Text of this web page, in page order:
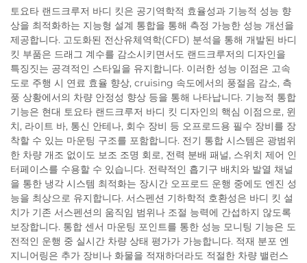
토요타 랜드크루저 바디 킷은 공기역학적 효율성과 기능적 성능 향
상을 최적화하는 지능형 설계 통합을 통해 측정 가능한 성능 개선을
제공합니다. 고도화된 전산유체역학(CFD) 분석을 통해 개발된 바디
킷 부품은 드래그 계수를 감소시키면서도 랜드크루저의 디자인을
특징짓는 공격적인 스타일을 유지합니다. 이러한 성능 이점은 고속
도로 주행 시 연료 효율 향상, cruising 속도에서의 풍절음 감소, 측
풍 상황에서의 차량 안정성 향상 등을 통해 나타납니다. 기능적 통합
기능은 현대 토요타 랜드크루저 바디 킷 디자인의 핵심 이점으로, 윈
치, 라이트 바, 통신 안테나, 회수 장비 등 오프로드용 필수 장비를 장
착할 수 있는 마운팅 구조를 포함합니다. 전기 통합 시스템은 광범위
한 차량 개조 없이도 보조 조명 회로, 전력 분배 패널, 스위치 제어 인
터페이스를 수용할 수 있습니다. 전략적인 흡기구 배치와 발열 채널
을 통한 냉각 시스템 최적화는 장시간 오프로드 운행 중에도 엔진 성
능을 최상으로 유지합니다. 서스펜션 기하학적 호환성은 바디 킷 설
치가 기존 서스펜션의 움직임 범위나 조절 능력에 간섭하지 않도록
보장합니다. 통합 센서 마운팅 포인트를 통한 성능 모니팅 기능은 도
전적인 운행 중 실시간 차량 상태 평가가 가능합니다. 적재 분포 엔
지니어링은 추가 장비나 화물을 적재하더라도 적절한 차량 밸런스